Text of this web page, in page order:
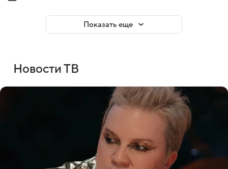
Показать еще
Новости ТВ